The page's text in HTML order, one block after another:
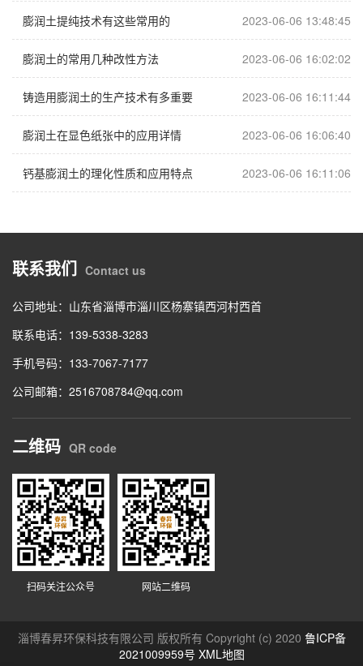
膨润土提纯技术有这些常用的 2023-06-06 13:48:45
膨润土的常用几种改性方法 2023-06-06 16:02:02
铸造用膨润土的生产技术有多重要 2023-06-06 16:11:44
膨润土在显色纸张中的应用详情 2023-06-06 16:06:40
钙基膨润土的理化性质和应用特点 2023-06-06 16:11:06
联系我们 Contact us
公司地址：山东省淄博市淄川区杨寨镇西河村西首
联系电话：139-5338-3283
手机号码：133-7067-7177
公司邮箱：2516708784@qq.com
二维码 QR code
扫码关注公众号 网站二维码
淄博春昇环保科技有限公司 版权所有 Copyright (c) 2020 鲁ICP备
2021009959号 XML地图